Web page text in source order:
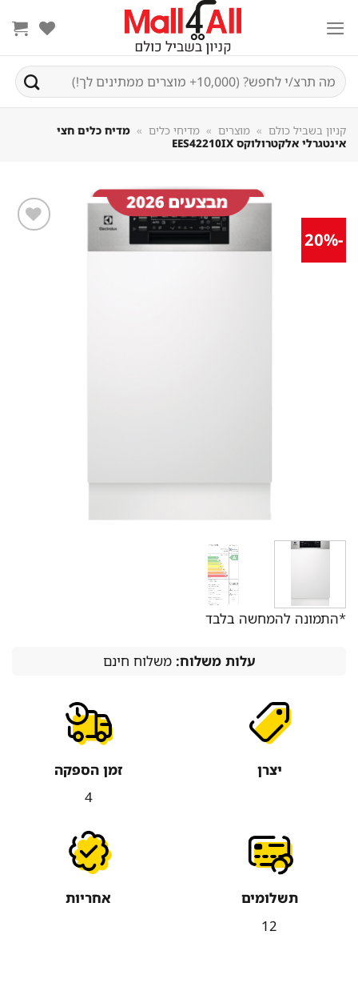
חיפוש
עבור:
קניון בשביל כולם מוצרים מדיחי כלים
מדיח כלים חצי
אינטגרלי אלקטרולוקס EES42210IX
*התמונה להמחשה בלבד
עלות משלוח:משלוח חינם
יצרן
זמן הספקה
4
תשלומים
12
אחריות